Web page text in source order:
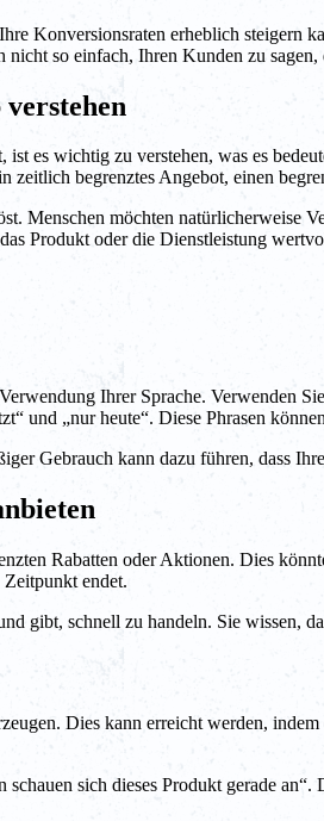
Konversionsraten erheblich steigern
so einfach, Ihren Kunden zu
es wichtig zu verstehen, was es
begrenztes Angebot, einen
Menschen möchten natürlicherweise
Produkt oder die Dienstleistung
Ihrer Sprache. Verwenden
und „nur heute“. Diese Phrasen
Gebrauch kann dazu führen, dass
Rabatten oder Aktionen. Dies
endet.
gibt, schnell zu handeln. Sie wissen,
Dies kann erreicht werden,
sich dieses Produkt gerade